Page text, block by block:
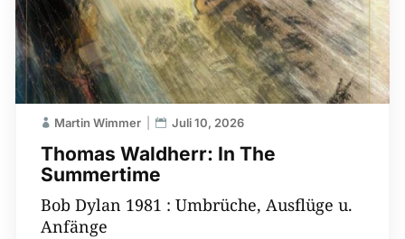
Thomas Waldherr: In The
Summertime
Martin Wimmer Juli 10, 2026
Bob Dylan 1981 : Umbrüche, Ausflüge u.
Anfänge